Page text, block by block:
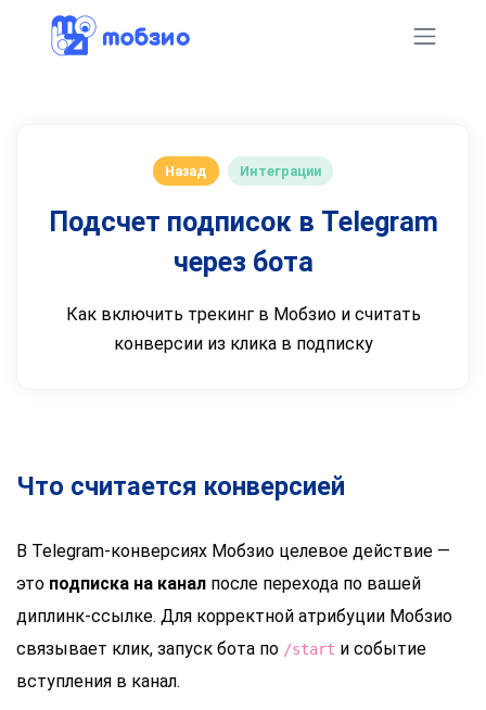
Назад Интеграции
Подсчет подписок в Telegram
через бота
Как включить трекинг в Мобзио и считать
конверсии из клика в подписку
Что считается конверсией
В Telegram-конверсиях Мобзио целевое действие —
это подписка на канал после перехода по вашей
диплинк-ссылке. Для корректной атрибуции Мобзио
связывает клик, запуск бота по /start и событие
вступления в канал.